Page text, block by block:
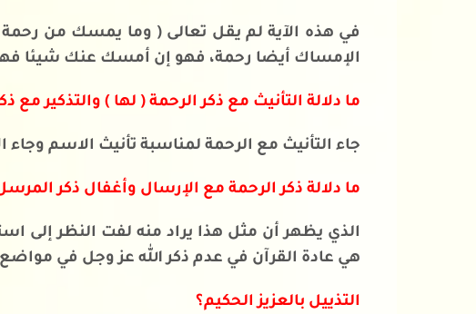
في هذه الآية لم يقل تعالى ( وما يمسك من
الإمساك أيضا رحمة، فهو إن أمسك عنك شيئا
ما دلالة التأنيث مع ذكر الرحمة ( لها ) والتذكير مع
جاء التأنيث مع الرحمة لمناسبة تأنيث الاسم
ما دلالة ذكر الرحمة مع الإرسال وأغفال ذكر
الذي يظهر أن مثل هذا يراد منه لفت النظر إلى
هي عادة القرآن في عدم ذكر الله عز وجل في
التذييل بالعزيز الحكيم؟